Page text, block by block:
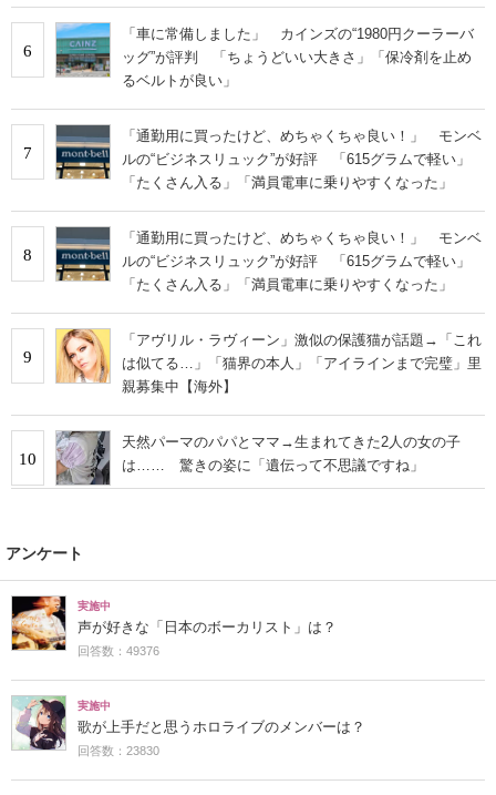
6
「車に常備しました」 カインズの“1980円クーラーバ
ッグ”が評判 「ちょうどいい大きさ」「保冷剤を止め
るベルトが良い」
7
「通勤用に買ったけど、めちゃくちゃ良い！」 モンベ
ルの“ビジネスリュック”が好評 「615グラムで軽い」
「たくさん入る」「満員電車に乗りやすくなった」
8
「通勤用に買ったけど、めちゃくちゃ良い！」 モンベ
ルの“ビジネスリュック”が好評 「615グラムで軽い」
「たくさん入る」「満員電車に乗りやすくなった」
9
「アヴリル・ラヴィーン」激似の保護猫が話題→「これ
は似てる…」「猫界の本人」「アイラインまで完璧」里
親募集中【海外】
10
天然パーマのパパとママ→生まれてきた2人の女の子
は…… 驚きの姿に「遺伝って不思議ですね」
アンケート
実施中
声が好きな「日本のボーカリスト」は？
回答数：49376
実施中
歌が上手だと思うホロライブのメンバーは？
回答数：23830